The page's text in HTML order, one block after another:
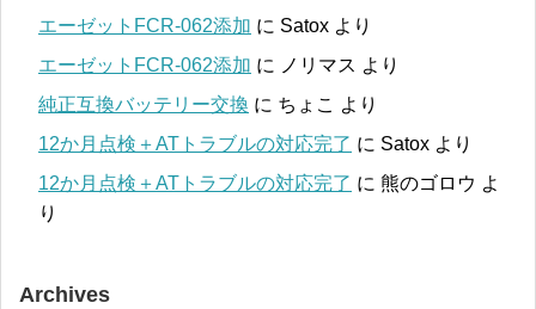
エーゼットFCR-062添加 に Satox より
エーゼットFCR-062添加 に ノリマス より
純正互換バッテリー交換 に ちょこ より
12か月点検＋ATトラブルの対応完了 に Satox より
12か月点検＋ATトラブルの対応完了 に 熊のゴロウ よ
り
Archives